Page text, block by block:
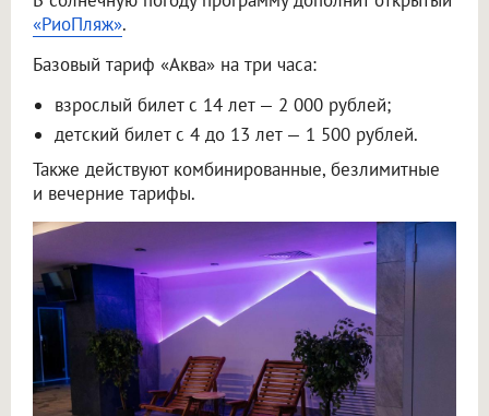
«РиоПляж».
Базовый тариф «Аква» на три часа:
взрослый билет с 14 лет — 2 000 рублей;
детский билет с 4 до 13 лет — 1 500 рублей.
Также действуют комбинированные, безлимитные
и вечерние тарифы.